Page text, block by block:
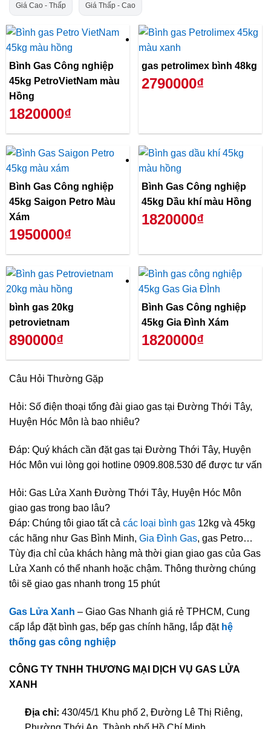
Giá Cao - Thấp Giá Thấp - Cao
Bình Gas Công nghiệp
45kg PetroVietNam màu
Hồng
1820000₫
gas petrolimex bình 48kg
2790000₫
Bình Gas Công nghiệp
45kg Saigon Petro Màu
Xám
1950000₫
Bình Gas Công nghiệp
45kg Dầu khí màu Hồng
1820000₫
bình gas 20kg
petrovietnam
890000₫
Bình Gas Công nghiệp
45kg Gia Đình Xám
1820000₫
Câu Hỏi Thường Gặp
Hỏi: Số điện thoại tổng đài giao gas tại Đường Thới Tây,
Huyện Hóc Môn là bao nhiêu?
Đáp: Quý khách cần đặt gas tại Đường Thới Tây, Huyện
Hóc Môn vui lòng gọi hotline 0909.808.530 để được tư vấn
Hỏi: Gas Lửa Xanh Đường Thới Tây, Huyện Hóc Môn
giao gas trong bao lâu?
Đáp: Chúng tôi giao tất cả các loại bình gas 12kg và 45kg
các hãng như Gas Bình Minh, Gia Đình Gas, gas Petro…
Tùy địa chỉ của khách hàng mà thời gian giao gas của Gas
Lửa Xanh có thể nhanh hoặc chậm. Thông thường chúng
tôi sẽ giao gas nhanh trong 15 phút
Gas Lửa Xanh – Giao Gas Nhanh giá rẻ TPHCM, Cung
cấp lắp đặt bình gas, bếp gas chính hãng, lắp đặt hệ
thống gas công nghiệp
CÔNG TY TNHH THƯƠNG MẠI DỊCH VỤ GAS LỬA
XANH
Địa chỉ: 430/45/1 Khu phố 2, Đường Lê Thị Riêng,